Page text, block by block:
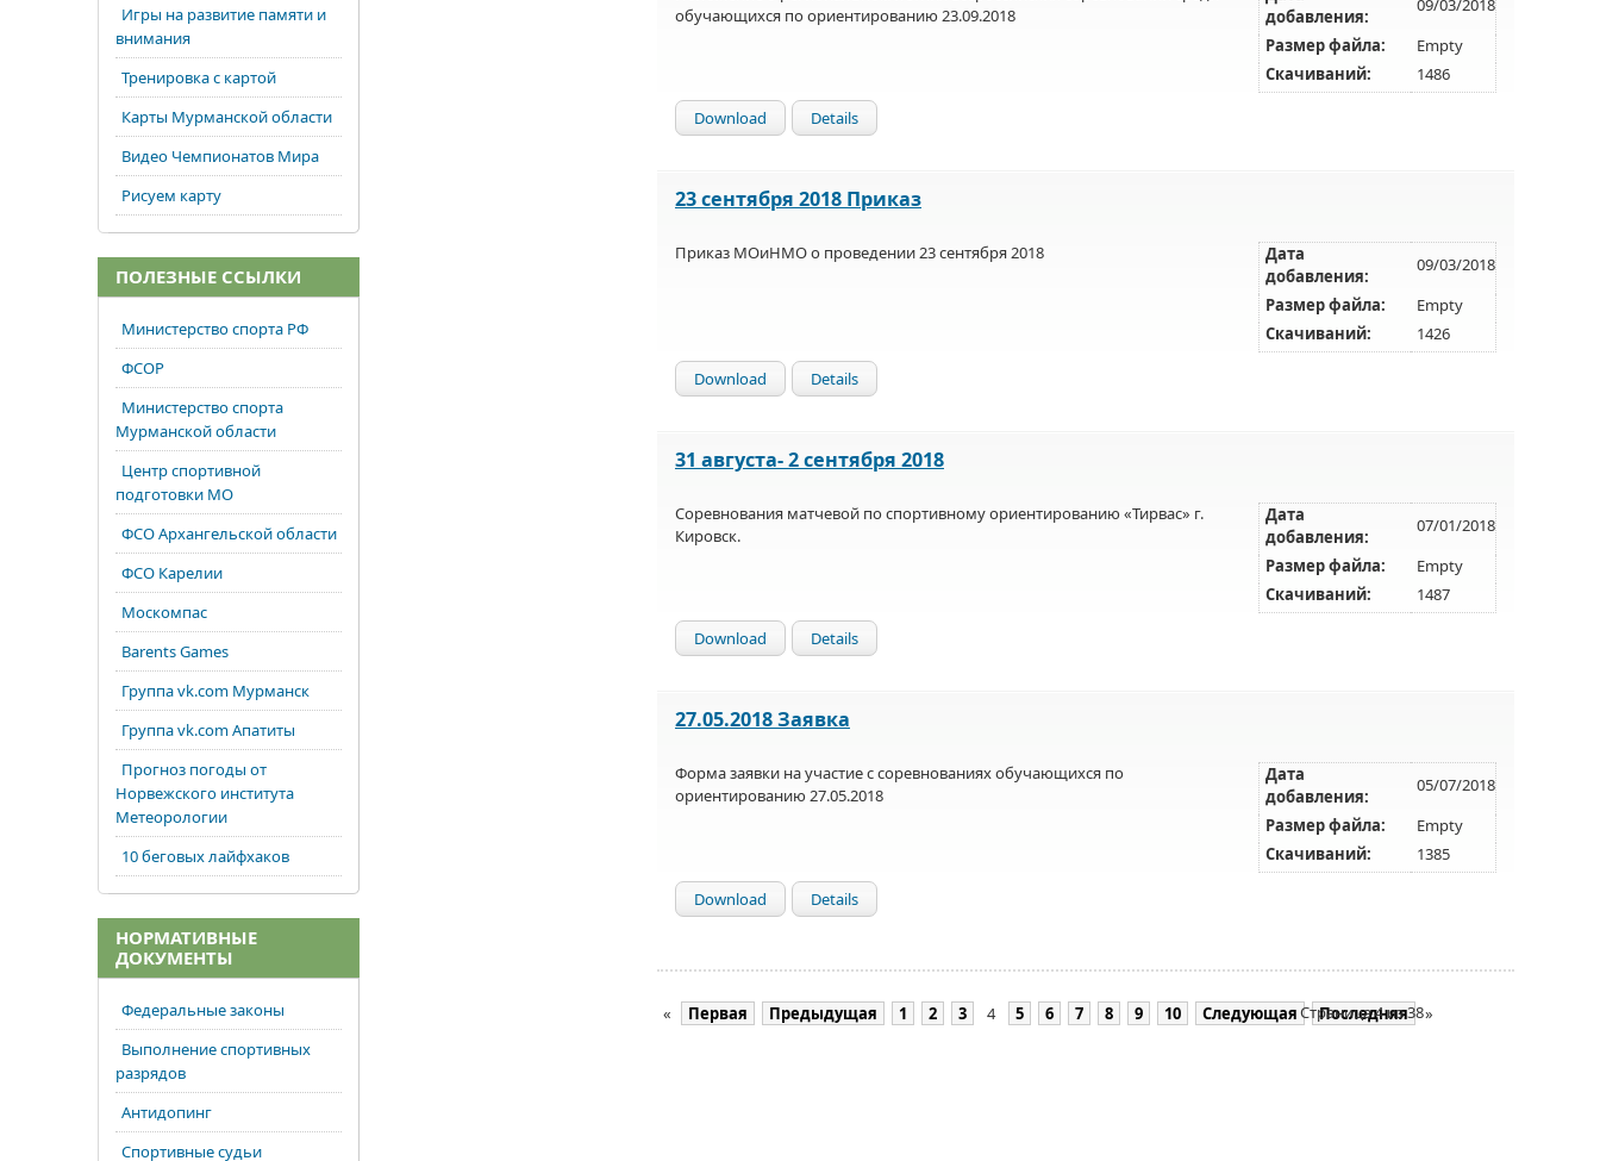
добавления:
Размер файла:
Empty
Скачиваний:
1486
обучающихся по ориентированию 23.09.2018
Download Details
23 сентября 2018 Приказ
Дата
добавления:
09/03/2018
Размер файла:
Empty
Скачиваний:
1426
Приказ МОиНМО о проведении 23 сентября 2018
Download Details
31 августа- 2 сентября 2018
Дата
добавления:
07/01/2018
Размер файла:
Empty
Скачиваний:
1487
Соревнования матчевой по спортивному ориентированию «Тирвас» г.
Кировск.
Download Details
27.05.2018 Заявка
Дата
добавления:
05/07/2018
Размер файла:
Empty
Скачиваний:
1385
Форма заявки на участие с соревнованиях обучающихся по
ориентированию 27.05.2018
Download Details
« Первая Предыдущая 1 2 3 4 5 6 7 8 9 10 Следующая Последняя »
Страница 4 из 38
Игры на развитие памяти и
внимания
Тренировка с картой
Карты Мурманской области
Видео Чемпионатов Мира
Рисуем карту
ПОЛЕЗНЫЕ ССЫЛКИ
Министерство спорта РФ
ФСОР
Министерство спорта
Мурманской области
Центр спортивной
подготовки МО
ФСО Архангельской области
ФСО Карелии
Москомпас
Barents Games
Группа vk.com Мурманск
Группа vk.com Апатиты
Прогноз погоды от
Норвежского института
Метеорологии
10 беговых лайфхаков
НОРМАТИВНЫЕ
ДОКУМЕНТЫ
Федеральные законы
Выполнение спортивных
разрядов
Антидопинг
Спортивные судьи